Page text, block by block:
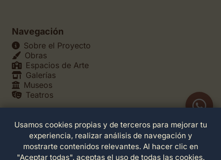
Navegación
Sobre el Proyecto
Obras
Espacios de Arte
Galerías
Museos
Teatros
Legales
Política de Privacidad
Política de Cookies
Usamos cookies propias y de terceros para mejorar tu
experiencia, realizar análisis de navegación y
mostrarte contenidos relevantes. Al hacer clic en
"Aceptar todas", aceptas el uso de todas las cookies.